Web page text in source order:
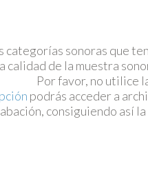
sonoras que
calidad de la muestra
Por favor, no utilice
podrás acceder a
consiguiendo así